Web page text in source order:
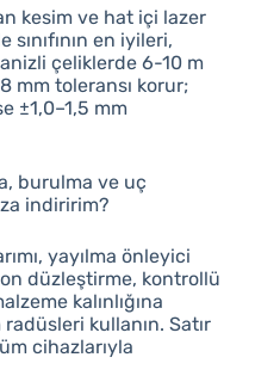
kesim ve hat içi lazer
en iyileri,
çeliklerde 6-10 m
mm toleransı korur;
±1,0–1,5 mm
burulma ve uç
indiririm?
yayılma önleyici
düzleştirme, kontrollü
kalınlığına
kullanın. Satır
cihazlarıyla